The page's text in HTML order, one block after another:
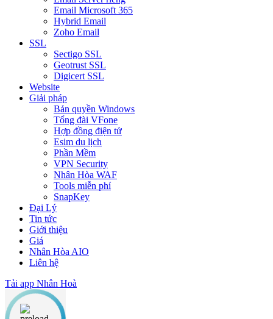
Email Microsoft 365
Hybrid Email
Zoho Email
SSL
Sectigo SSL
Geotrust SSL
Digicert SSL
Website
Giải pháp
Bản quyền Windows
Tổng đài VFone
Hợp đồng điện tử
Esim du lịch
Phần Mềm
VPN Security
Nhân Hòa WAF
Tools miễn phí
SnapKey
Đại Lý
Tin tức
Giới thiệu
Giá
Nhân Hòa AIO
Liên hệ
Tải app Nhân Hoà
Nội dung chính